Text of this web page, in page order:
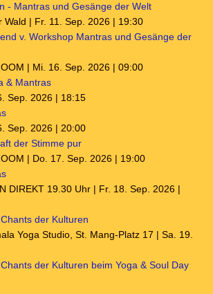
- Mantras und Gesänge der Welt
Wald | Fr. 11. Sep. 2026 | 19:30
v. Workshop Mantras und Gesänge der
| Mi. 16. Sep. 2026 | 09:00
& Mantras
Sep. 2026 | 18:15
Sep. 2026 | 20:00
der Stimme pur
| Do. 17. Sep. 2026 | 19:00
DIREKT 19.30 Uhr | Fr. 18. Sep. 2026 |
der Kulturen
Yoga Studio, St. Mang-Platz 17 | Sa. 19.
der Kulturen beim Yoga & Soul Day